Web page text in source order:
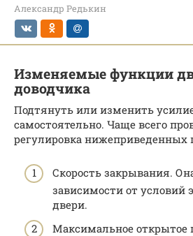
Александр Редькин
Изменяемые функции
доводчика
Подтянуть или изменить
самостоятельно. Чаще всего
регулировка нижеприведенных
Скорость закрывания.
зависимости от условий
двери.
Максимальное открытое